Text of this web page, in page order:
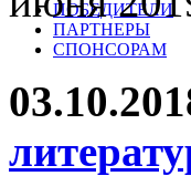
ПОБЕДИТЕЛИ
ПАРТНЕРЫ
СПОНСОРАМ